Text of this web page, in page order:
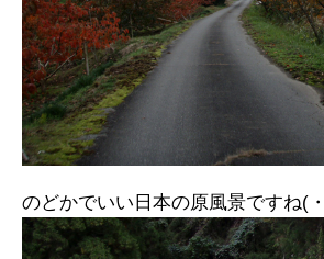
のどかでいい日本の原風景ですね(